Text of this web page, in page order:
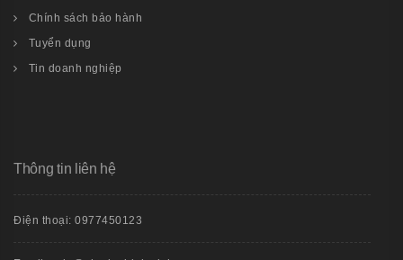
Chính sách bảo hành
Tuyển dụng
Tin doanh nghiệp
Thông tin liên hệ
Điện thoại: 0977450123